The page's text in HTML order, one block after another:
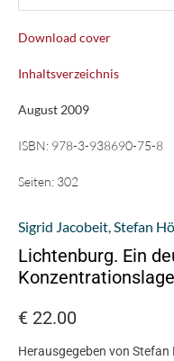
Download cover
Inhaltsverzeichnis
August 2009
ISBN: 978-3-938690-75-8
Seiten: 302
Sigrid Jacobeit Stefan
Lichtenburg. Ein
€ 22.00
Herausgegeben von